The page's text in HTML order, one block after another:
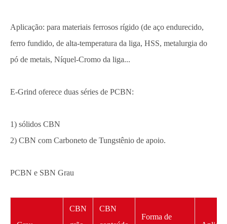
Aplicação: para materiais ferrosos rígido (de aço endurecido,
ferro fundido, de alta-temperatura da liga, HSS, metalurgia do
pó de metais, Níquel-Cromo da liga...
E-Grind oferece duas séries de PCBN:
1) sólidos CBN
2) CBN com Carboneto de Tungstênio de apoio.
PCBN e SBN Grau
CBN
CBN
Forma de